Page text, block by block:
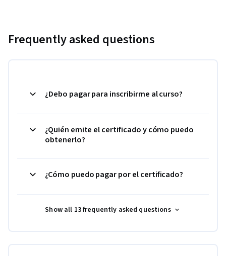
Frequently asked questions
¿Debo pagar para inscribirme al curso?
¿Quién emite el certificado y cómo puedo
obtenerlo?
¿Cómo puedo pagar por el certificado?
Show all 13 frequently asked questions